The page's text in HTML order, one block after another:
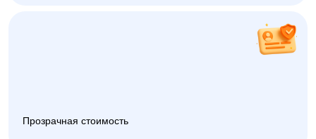
Прозрачная стоимость